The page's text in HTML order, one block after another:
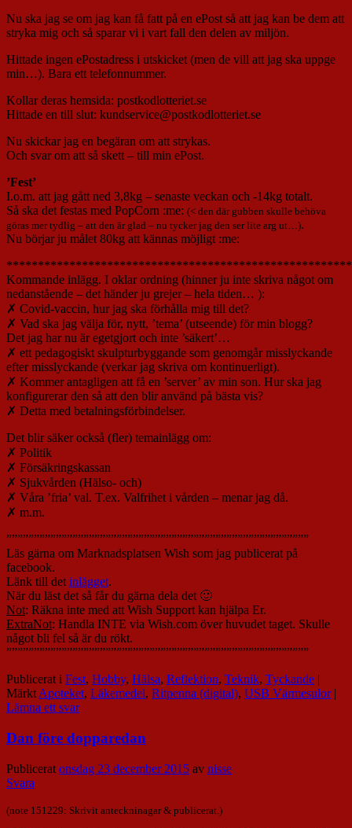
Nu ska jag se om jag kan få fatt på en ePost så att jag kan be dem att
stryka mig och så sparar vi i vart fall den delen av miljön.
Hittade ingen ePostadress i utskicket (men de vill att jag ska uppge
min…). Bara ett telefonnummer.
Kollar deras hemsida: postkodlotteriet.se
Hittade en till slut: kundservice@postkodlotteriet.se
Nu skickar jag en begäran om att strykas.
Och svar om att så skett – till min ePost.
’Fest’
I.o.m. att jag gått ned 3,8kg – senaste veckan och -14kg totalt.
Så ska det festas med PopCorn :me: (< den där gubben skulle behöva
göras mer tydlig – att den är glad – nu tycker jag den ser lite arg ut…).
Nu börjar ju målet 80kg att kännas möjligt :me:
Kommande inlägg. I oklar ordning (hinner ju inte skriva något om
nedanstående – det händer ju grejer – hela tiden… ):
✗ Covid-vaccin, hur jag ska förhålla mig till det?
✗ Vad ska jag välja för, nytt, ’tema’ (utseende) för min blogg?
Det jag har nu är egetgjort och inte ’säkert’…
✗ ett pedagogiskt skulpturbyggande som genomgår misslyckande
efter misslyckande (verkar jag skriva om kontinuerligt).
✗ Kommer antagligen att få en ’server’ av min son. Hur ska jag
konfigurerar den så att den blir använd på bästa vis?
✗ Detta med betalningsförbindelser.
Det blir säker också (fler) temainlägg om:
✗ Politik
✗ Försäkringskassan
✗ Sjukvården (Hälso- och)
✗ Våra ’fria’ val. T.ex. Valfrihet i vården – menar jag då.
✗ m.m.
”””””””””””””””””””””””””””””””””””””””””””””””””””””””
Läs gärna om Marknadsplatsen Wish som jag publicerat på
facebook.
Länk till det inlägget.
När du läst det så får du gärna dela det 🙂
Not: Räkna inte med att Wish Support kan hjälpa Er.
ExtraNot: Handla INTE via Wish.com över huvudet taget. Skulle
något bli fel så är du rökt.
”””””””””””””””””””””””””””””””””””””””””””””””””””””””
Publicerat i Fest, Hobby, Hälsa, Reflektion, Teknik, Tyckande |
Märkt Apoteket, Läkemedel, Ritpenna (digital), USB Värmesulor |
Lämna ett svar
Dan före dopparedan
Publicerat onsdag 23 december 2015 av nisse
Svara
(note 151229: Skrivit anteckninagar & publicerat.)